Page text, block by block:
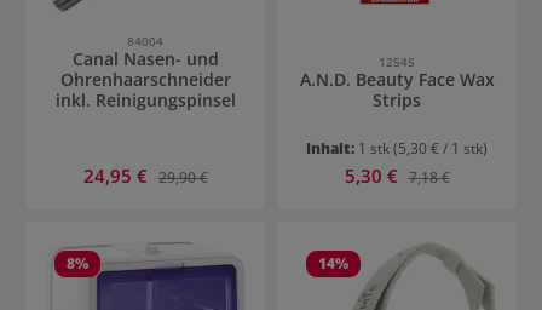
84004
Canal Nasen- und
Ohrenhaarschneider
inkl. Reinigungspinsel
Verkaufspreis:
24,95 € Regulärer Preis:
29,90 €
12545
A.N.D. Beauty Face Wax
Strips
Inhalt: 1 stk(5,30 € / 1 stk)
Verkaufspreis:
5,30 € Regulärer Preis:
7,18 €
8% 14%